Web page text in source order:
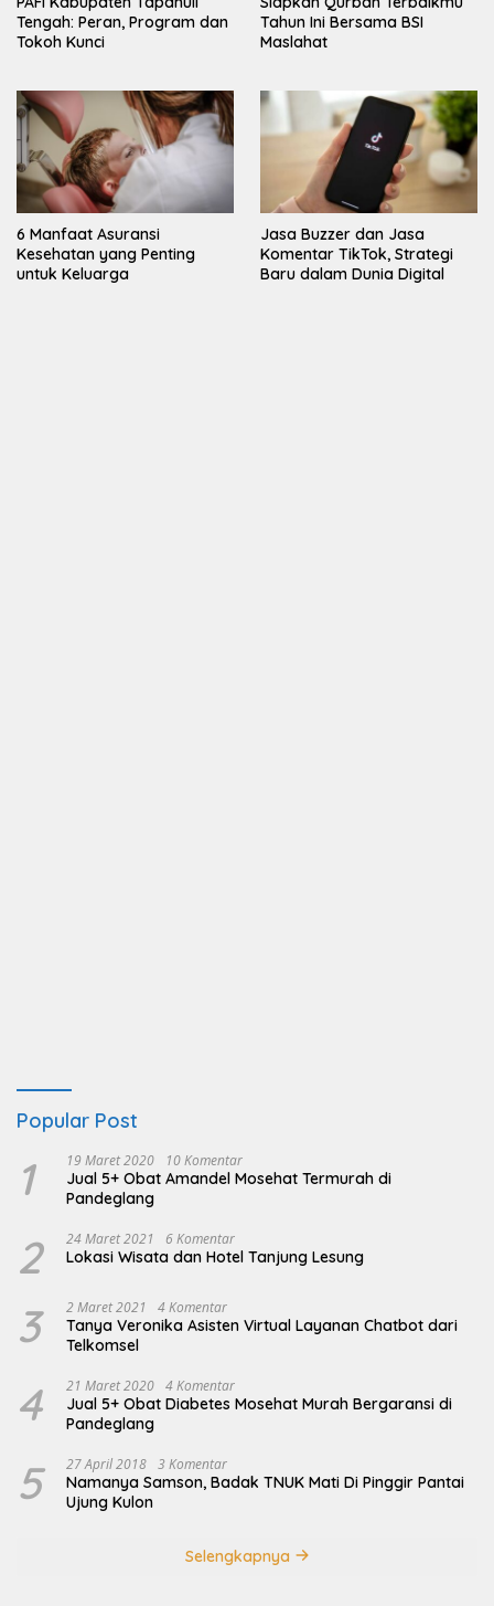
Tengah: Peran, Program dan
Tokoh Kunci
Tahun Ini Bersama BSI
Maslahat
6 Manfaat Asuransi
Kesehatan yang Penting
untuk Keluarga
Jasa Buzzer dan Jasa
Komentar TikTok, Strategi
Baru dalam Dunia Digital
Popular Post
1 19 Maret 2020 10 Komentar
Jual 5+ Obat Amandel Mosehat Termurah di
Pandeglang
2 24 Maret 2021 6 Komentar
Lokasi Wisata dan Hotel Tanjung Lesung
3 2 Maret 2021 4 Komentar
Tanya Veronika Asisten Virtual Layanan Chatbot dari
Telkomsel
4 21 Maret 2020 4 Komentar
Jual 5+ Obat Diabetes Mosehat Murah Bergaransi di
Pandeglang
5 27 April 2018 3 Komentar
Namanya Samson, Badak TNUK Mati Di Pinggir Pantai
Ujung Kulon
Selengkapnya